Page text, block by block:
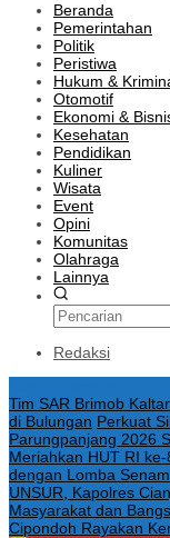
Beranda
Pemerintahan
Politik
Peristiwa
Hukum &
Otomotif
Ekonomi &
Kesehatan
Pendidikan
Kuliner
Wisata
Event
Opini
Komunitas
Olahraga
Lainnya
Redaksi
Tim SAR Brimob
di Bulungan Perkuat
Parungpanjang 2026
Meriahkan HUT RI
dengan Lomba
UNSUR, Kapolres
Masyarakat dan
Cipondoh Rayakan